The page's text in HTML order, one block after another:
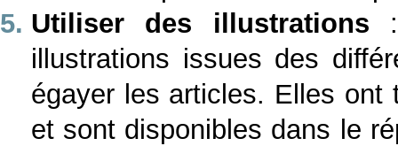
Utiliser des illustrations
illustrations issues des
égayer les articles. Elles
et sont disponibles dans le